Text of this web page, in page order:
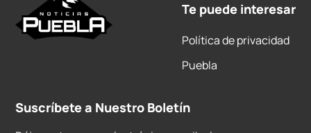
Te puede interesar
Política de privacidad
Puebla
Suscríbete a Nuestro Boletín